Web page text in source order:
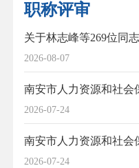
职称评审
2026-08-07
关于林志峰等269位同志中小学
2026-07-24
南安市人力资源和社会保障局关于批准
2026-07-24
南安市人力资源和社会保障局关于公布傅